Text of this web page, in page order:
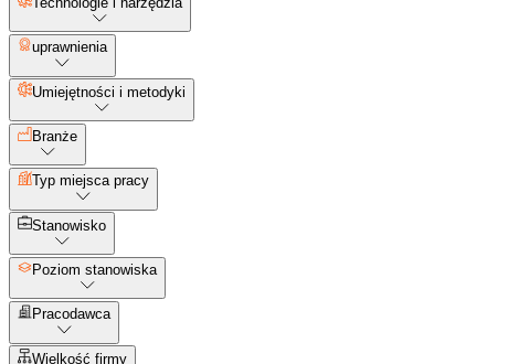
uprawnienia
Umiejętności i metodyki
Branże
Typ miejsca pracy
Stanowisko
Poziom stanowiska
Pracodawca
Wielkość firmy